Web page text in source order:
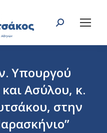
Search:
Υπουργού
Ασύλου, κ.
στην